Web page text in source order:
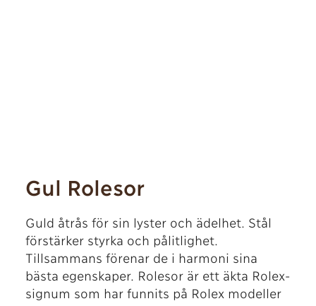
Gul Rolesor
Guld åtrås för sin lyster och ädelhet. Stål
förstärker styrka och pålitlighet.
Tillsammans förenar de i harmoni sina
bästa egenskaper. Rolesor är ett äkta Rolex-
signum som har funnits på Rolex modeller